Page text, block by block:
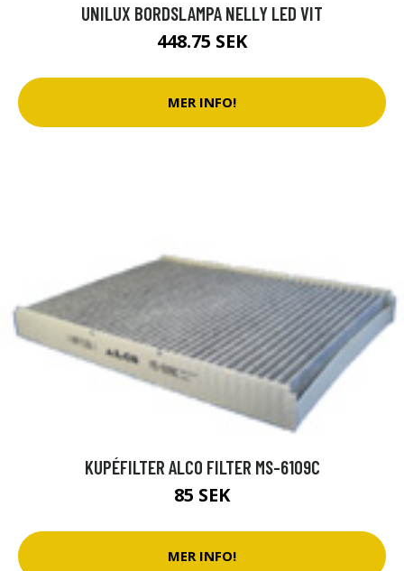
UNILUX BORDSLAMPA NELLY LED VIT
448.75 SEK
MER INFO!
KUPÉFILTER ALCO FILTER MS-6109C
85 SEK
MER INFO!